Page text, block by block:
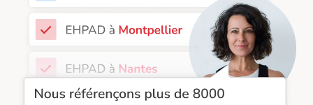
EHPAD Tours
EHPAD Troyes
Recherche par ville